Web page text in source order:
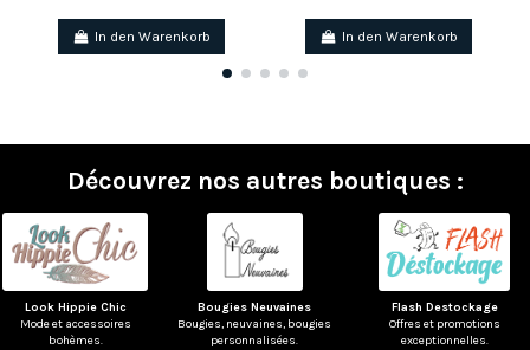
In den Warenkorb In den Warenkorb
Découvrez nos autres boutiques :
Look Hippie Chic
Mode et accessoires
bohèmes.
Bougies Neuvaines
Bougies, neuvaines, bougies
personnalisées.
Flash Destockage
Offres et promotions
exceptionnelles.